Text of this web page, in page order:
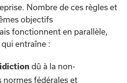
Nombre de ces règles et
objectifs
fonctionnent en parallèle,
entraîne :
dû à la non-
normes fédérales et